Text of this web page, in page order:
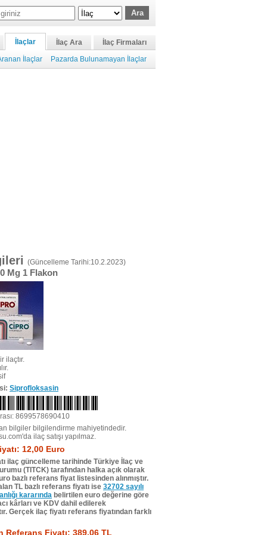
İlaçlar İlaç Ara
İlaç Firmaları
İlaçlar Pazarda Bulunamayan İlaçlar
(Güncelleme Tarihi:10.2.2023)
Mg 1 Flakon
ilaçtır.
Siprofloksasin
8699578690410
bilgiler bilgilendirme mahiyetindedir.
ilaç satışı yapılmaz.
12,00 Euro
ilaç güncelleme tarihinde Türkiye İlaç ve
(TITCK) tarafından halka açık olarak
bazlı referans fiyat listesinden alınmıştır.
TL bazlı referans fiyatı ise 32702 sayılı
kararında belirtilen euro değerine göre
kârları ve KDV dahil edilerek
Gerçek ilaç fiyatı referans fiyatından farklı
Referans Fiyatı: 389,06 TL